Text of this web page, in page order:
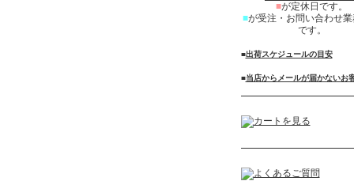
■が定休日です。
■が受注・お問い合わせ
です。
■出荷スケジュールの目安
■当店からメールが届かないお